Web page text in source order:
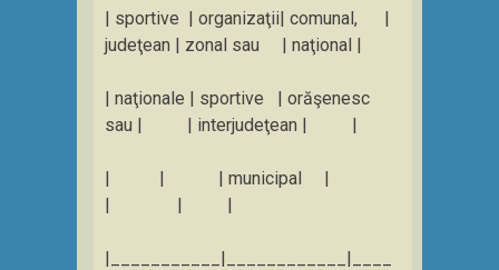
| sportive | organizaţii| comunal, |
judeţean | zonal sau | naţional |
| naţionale | sportive | orăşenesc
sau | | interjudeţean | |
| | | municipal |
| | |
|___________|____________|____